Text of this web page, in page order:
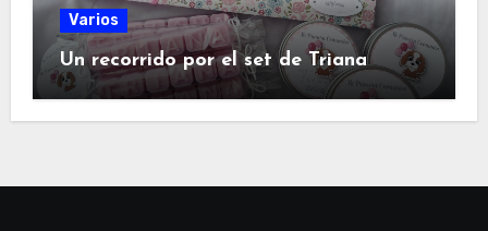
Varios
Un recorrido por el set de Triana